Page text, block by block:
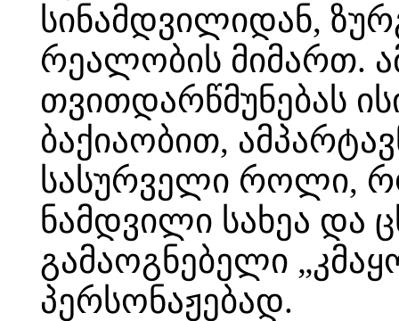
სინამდვილიდან,
რეალობის მიმართ.
თვითდარწმუნებას
ბაქიაობით,
სასურველი როლი,
ნამდვილი სახეა და
გამაოგნებელი
პერსონაჟებად.